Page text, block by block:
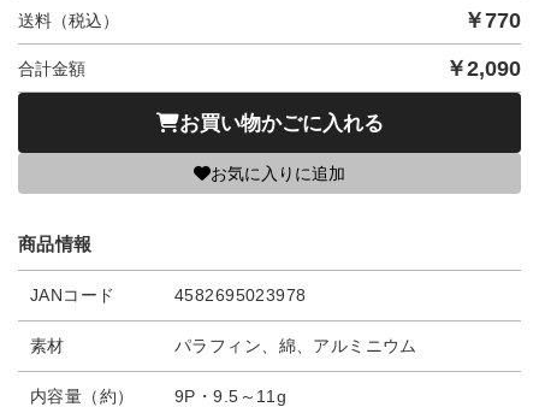
送料（税込） ￥770
合計金額 ￥2,090
お買い物かごに入れる
お気に入りに追加
商品情報
JANコード 4582695023978
素材 パラフィン、綿、アルミニウム
内容量（約） 9P・9.5～11g